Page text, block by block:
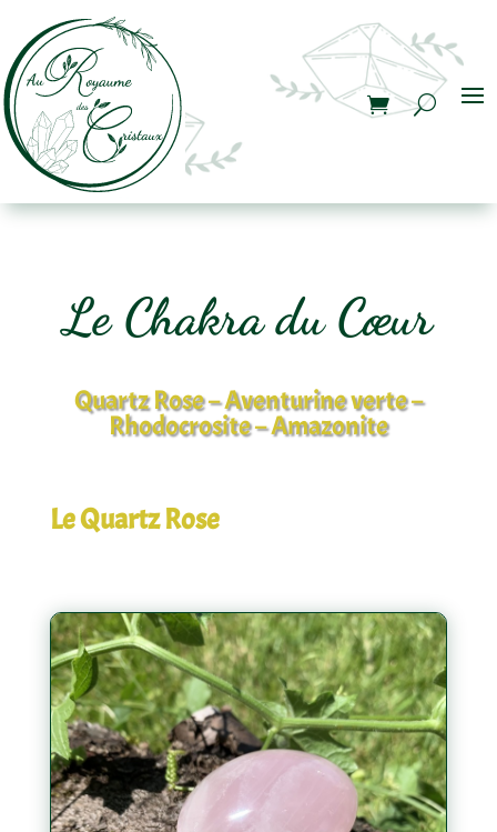
Le Chakra du Cœur
Quartz Rose–Aventurine verte–
Rhodocrosite–Amazonite
Le Quartz Rose